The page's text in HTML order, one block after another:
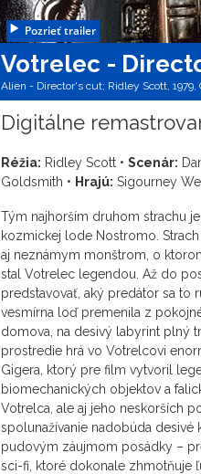
Pozrieť trailer
Votrelec -
Alien - Director's cut; Ridley Scott, 1979,
Digitálne
Réžia: Ridley Scott • Scenár:
Goldsmith • Hrajú: Sigourney
Tým najhorším druhom strachu
kozmickej lode Nostromo.
aj neznámym monštrom, o
stal Votrelec legendou. Až do
predstavovať, aký predátor sa to
vesmírna loď premenila z
domova, na desivý labyrint plný
prostredie hrá vo Votrelcovi
Gigera, ktorý pre film vytvoril
biomechanických objektov a
Votrelca, ale aj jeho neskorších
spolunažívanie nadobúda
pudovým záujmom posádky –
sci-fi, ktoré dokonale zhmotňuje